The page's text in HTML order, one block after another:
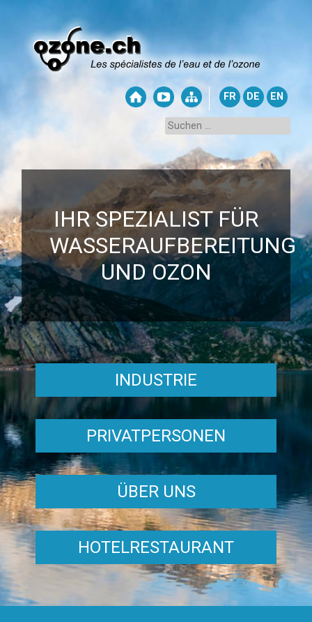
FR DE EN
IHR SPEZIALIST FÜR
WASSERAUFBEREITUNG
UND OZON
INDUSTRIE
PRIVATPERSONEN
ÜBER UNS
HOTELRESTAURANT